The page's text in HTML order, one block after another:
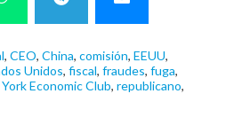
, CEO, China, comisión, EEUU,
Unidos, fiscal, fraudes, fuga,
Economic Club, republicano,